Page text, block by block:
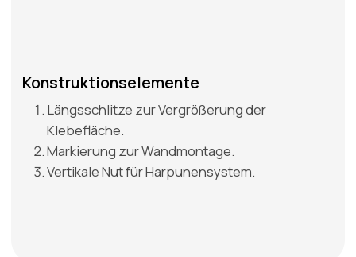
die unsere Profile enthalten. Jetzt ist die
Visualisierung von Innenräumen mit
GEHE ZU CAD-DATEI